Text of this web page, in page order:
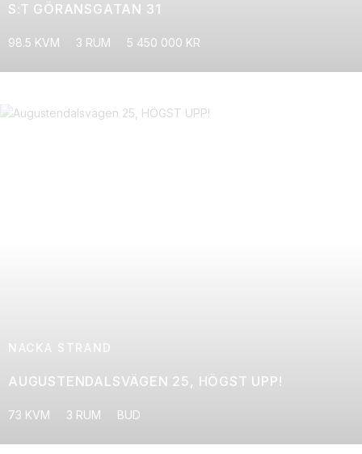
S:T GÖRANSGATAN 31
98.5 KVM 3 RUM 5 450 000 KR
NACKA STRAND
AUGUSTENDALSVÄGEN 25, HÖGST UPP!
73 KVM 3 RUM BUD